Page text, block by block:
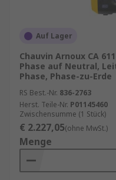
Auf Lager
Chauvin Arnoux CA
Phase auf Neutral,
Phase, Phase-zu-Erde
RS Best.-Nr. 836-2763
Herst. Teile-Nr. P01145460
Zwischensumme (1 Stück)
€ 2.227,05(ohne MwSt.)
Menge